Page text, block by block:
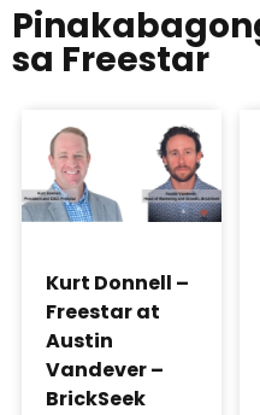
sa Freestar
Kurt Donnell –
Freestar at
Austin
Vandever –
BrickSeek